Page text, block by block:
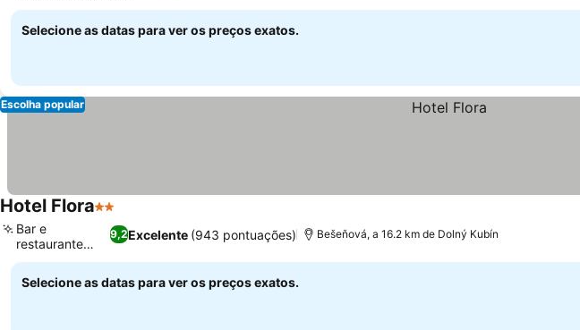
Selecione as datas para ver os preços exatos.
Escolha popular
Hotel Flora2 Estrelas
9,2Excelente (943 pontuações)
Bar e
restaurante
rústicos
Bešeňová, a 16.2 km de Dolný Kubín
Selecione as datas para ver os preços exatos.